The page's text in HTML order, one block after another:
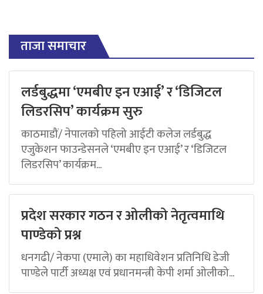
ताजा समाचार
लर्डबुद्धमा ‘एमबीए इन एआई’ र ‘डिजिटल
लिडरसिप’ कार्यक्रम सुरु
काठमाडौं/ नेपालको पहिलो आईटी कलेज लर्डबुद्ध
एजुकेशन फाउन्डेसनले ‘एमबीए इन एआई’ र ‘डिजिटल
लिडरसिप’ कार्यक्रम...
प्रदेश सरकार गठन र ओलीको नेतृत्वमाथि
पाण्डेको प्रश्न
धनगढी/ नेकपा (एमाले) का महाधिवेशन प्रतिनिधि डेजी
पाण्डेले पार्टी अध्यक्ष एवं प्रधानमन्त्री केपी शर्मा ओलीको...